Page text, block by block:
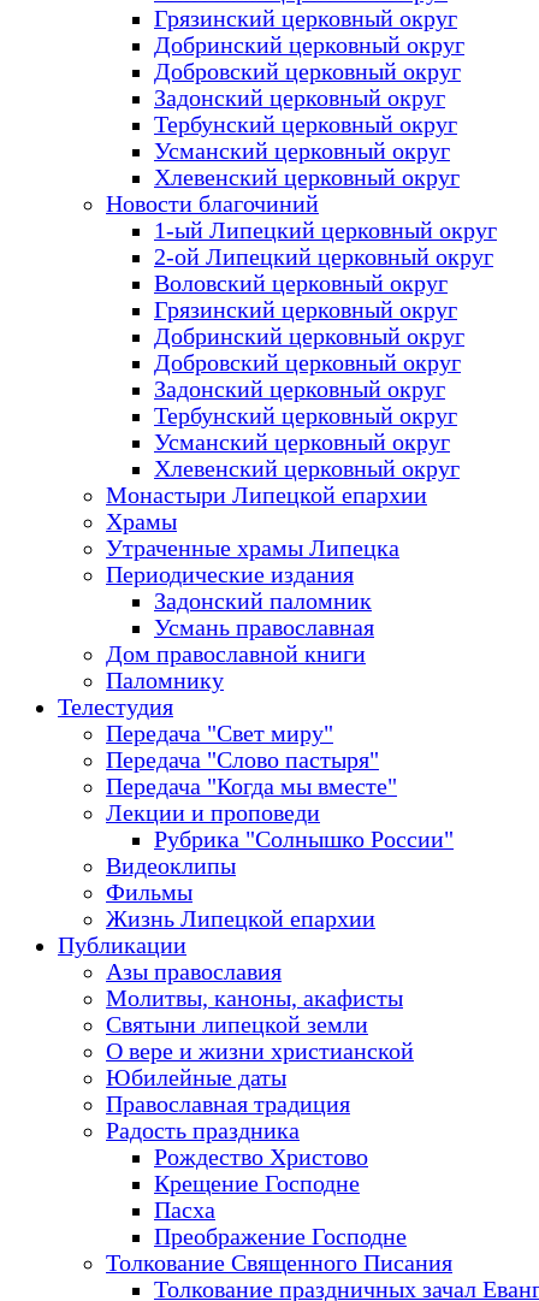
Грязинский церковный округ
Добринский церковный округ
Добровский церковный округ
Задонский церковный округ
Тербунский церковный округ
Усманский церковный округ
Хлевенский церковный округ
Новости благочиний
1-ый Липецкий церковный округ
2-ой Липецкий церковный округ
Воловский церковный округ
Грязинский церковный округ
Добринский церковный округ
Добровский церковный округ
Задонский церковный округ
Тербунский церковный округ
Усманский церковный округ
Хлевенский церковный округ
Монастыри Липецкой епархии
Храмы
Утраченные храмы Липецка
Периодические издания
Задонский паломник
Усмань православная
Дом православной книги
Паломнику
Телестудия
Передача "Свет миру"
Передача "Слово пастыря"
Передача "Когда мы вместе"
Лекции и проповеди
Рубрика "Солнышко России"
Видеоклипы
Фильмы
Жизнь Липецкой епархии
Публикации
Азы православия
Молитвы, каноны, акафисты
Святыни липецкой земли
О вере и жизни христианской
Юбилейные даты
Православная традиция
Радость праздника
Рождество Христово
Крещение Господне
Пасха
Преображение Господне
Толкование Священного Писания
Толкование праздничных зачал